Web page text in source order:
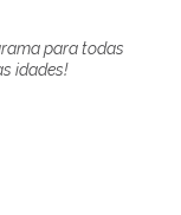
para todas
idades!